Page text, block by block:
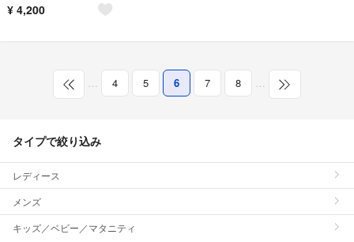
¥ 4,200
… 4 5 6 7 8 …
タイプで絞り込み
レディース
メンズ
キッズ／ベビー／マタニティ